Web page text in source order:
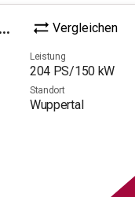
Vergleichen
Leistung
204 PS/150 kW
Standort
Wuppertal